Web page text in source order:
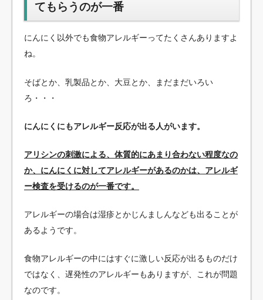
てもらうのが一番
にんにく以外でも食物アレルギーってたくさんありますよ
ね。
そばとか、乳製品とか、大豆とか、まだまだいろい
ろ・・・
にんにくにもアレルギー反応が出る人がいます。
アリシンの刺激による、体質的にあまり合わない程度なの
か、にんにくに対してアレルギーがあるのかは、アレルギ
ー検査を受けるのが一番です。
アレルギーの場合は湿疹とかじんましんなども出ることが
あるようです。
食物アレルギーの中にはすぐに激しい反応が出るものだけ
ではなく、遅発性のアレルギーもありますが、これが問題
なのです。